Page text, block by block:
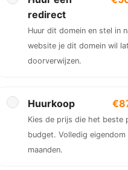
redirect
Huur dit domein en stel in
website je dit domein wil
doorverwijzen.
Huurkoop
Kies de prijs die het beste
budget. Volledig eigendom
maanden.